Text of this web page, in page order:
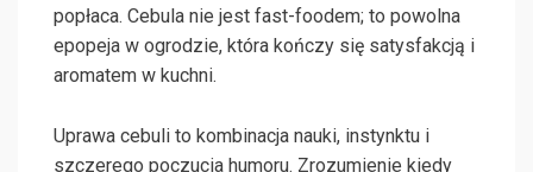
popłaca. Cebula nie jest fast-foodem; to powolna
epopeja w ogrodzie, która kończy się satysfakcją i
aromatem w kuchni.
Uprawa cebuli to kombinacja nauki, instynktu i
szczerego poczucia humoru. Zrozumienie kiedy